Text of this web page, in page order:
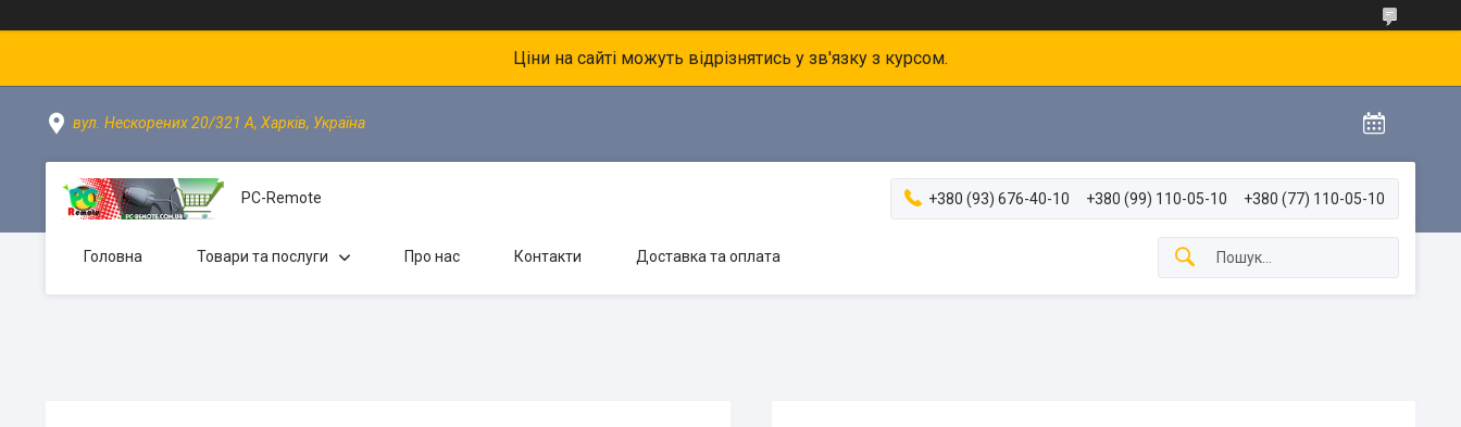
Ціни на сайті можуть відрізнятись у зв'язку з курсом.
вул. Нескорених 20/321 А, Харків, Україна
PC-Remote +380 (93) 676-40-10 +380 (99) 110-05-10 +380 (77) 110-05-10
Головна Товари та послуги Про нас Контакти Доставка та оплата